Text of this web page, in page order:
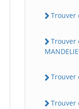
Trouver
Trouver
Trouver
Trouver